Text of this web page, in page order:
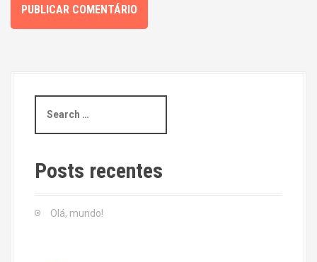
a
c
h
Posts recentes
Olá, mundo!